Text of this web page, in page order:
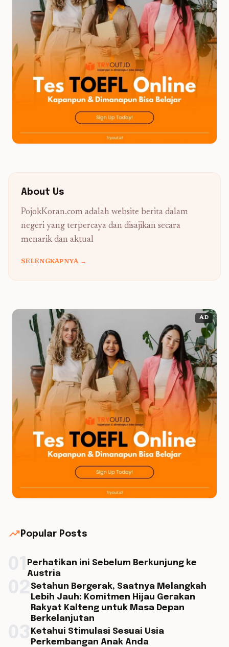
About Us
PojokKoran.com adalah website berita dalam
negeri yang terpercaya dan disajikan secara
menarik dan aktual
SELENGKAPNYA →
AD
trending_up Popular Posts
Perhatikan ini Sebelum Berkunjung ke
Austria
Setahun Bergerak, Saatnya Melangkah
Lebih Jauh: Komitmen Hijau Gerakan
Rakyat Kalteng untuk Masa Depan
Berkelanjutan
Ketahui Stimulasi Sesuai Usia
Perkembangan Anak Anda